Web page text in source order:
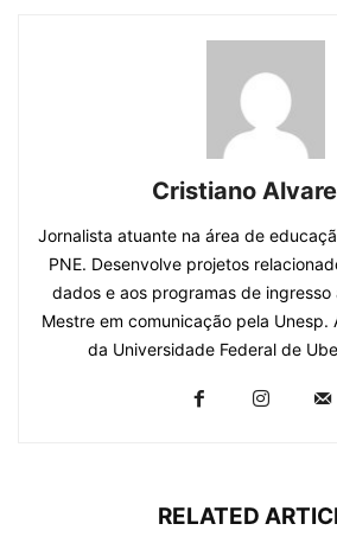
Cristiano
Jornalista atuante na área de
PNE. Desenvolve projetos
dados e aos programas de ingresso
Mestre em comunicação pela Unesp.
da Universidade Federal de
RELATED